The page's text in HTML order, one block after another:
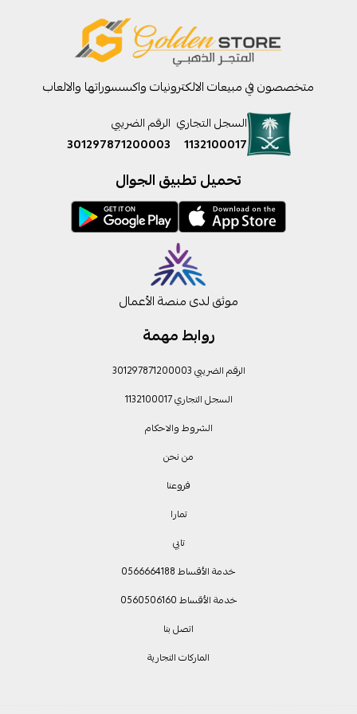
روابط مهمة
الرقم الضريبي 301297871200003
السجل التجاري 1132100017
الشروط والاحكام
من نحن
فروعنا
تمارا
تابي
خدمة الأقساط 0566664188
خدمة الأقساط 0560506160
اتصل بنا
الماركات التجارية
متخصصون في مبيعات الالكترونيات واكسسوراتها والالعاب
السجل التجاري
1132100017
الرقم الضريبي
301297871200003
تحميل تطبيق الجوال
موثق لدى منصة الأعمال